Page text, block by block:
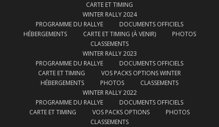
CARTE ET TIMING
WINTER RALLY 2024
PROGRAMME DU RALLYE
DOCUMENTS OFFICIELS
HÉBERGEMENTS
CARTE ET TIMING (À VENIR)
PHOTOS
CLASSEMENTS
WINTER RALLY 2023
PROGRAMME DU RALLYE
DOCUMENTS OFFICIELS
CARTE ET TIMING
VOS PACKS OPTIONS WINTER
HÉBERGEMENTS
PHOTOS
CLASSEMENTS
WINTER RALLY 2022
PROGRAMME DU RALLYE
DOCUMENTS OFFICIELS
CARTE ET TIMING
VOS PACKS OPTIONS
PHOTOS
CLASSEMENTS